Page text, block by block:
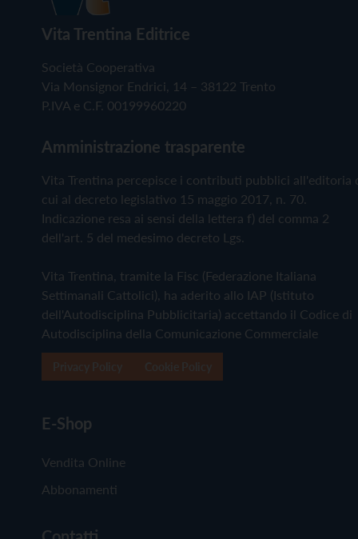
Vita Trentina Editrice
Società Cooperativa
Via Monsignor Endrici, 14 – 38122 Trento
P.IVA e C.F. 00199960220
Amministrazione trasparente
Vita Trentina percepisce i contributi pubblici all'editoria
cui al decreto legislativo 15 maggio 2017, n. 70.
Indicazione resa ai sensi della lettera f) del comma 2
dell'art. 5 del medesimo decreto Lgs.
Vita Trentina, tramite la Fisc (Federazione Italiana
Settimanali Cattolici), ha aderito allo IAP (Istituto
dell'Autodisciplina Pubblicitaria) accettando il Codice di
Autodisciplina della Comunicazione Commerciale
E-Shop
Vendita Online
Abbonamenti